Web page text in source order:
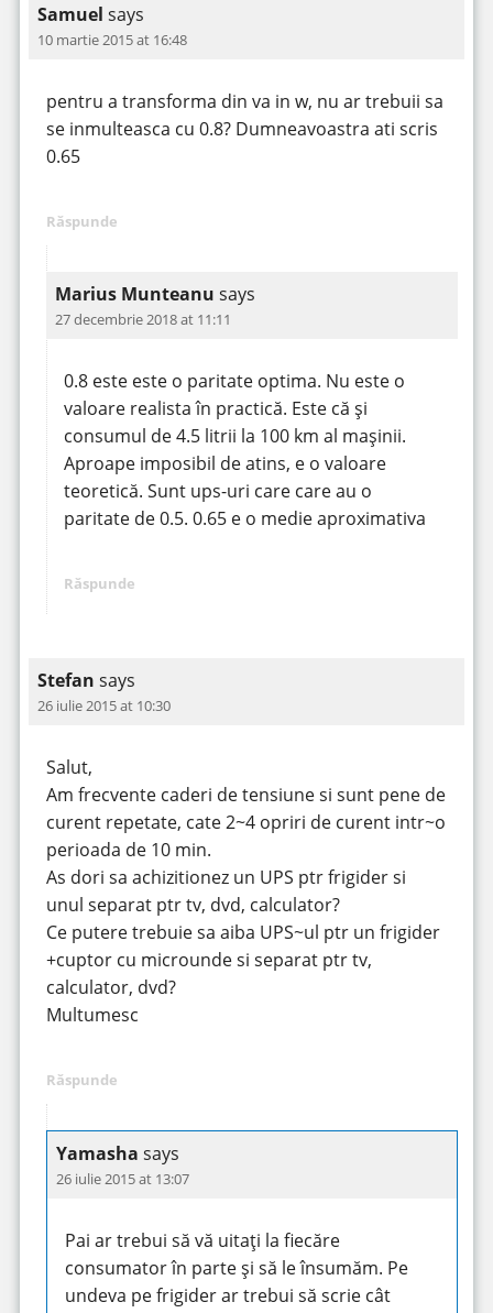
Samuel says
10 martie 2015 at 16:48
pentru a transforma din va in w, nu ar trebuii sa
se inmulteasca cu 0.8? Dumneavoastra ati scris
0.65
Răspunde
Marius Munteanu says
27 decembrie 2018 at 11:11
0.8 este este o paritate optima. Nu este o
valoare realista în practică. Este că și
consumul de 4.5 litrii la 100 km al mașinii.
Aproape imposibil de atins, e o valoare
teoretică. Sunt ups-uri care care au o
paritate de 0.5. 0.65 e o medie aproximativa
Răspunde
Stefan says
26 iulie 2015 at 10:30
Salut,
Am frecvente caderi de tensiune si sunt pene de
curent repetate, cate 2~4 opriri de curent intr~o
perioada de 10 min.
As dori sa achizitionez un UPS ptr frigider si
unul separat ptr tv, dvd, calculator?
Ce putere trebuie sa aiba UPS~ul ptr un frigider
+cuptor cu microunde si separat ptr tv,
calculator, dvd?
Multumesc
Răspunde
Yamasha says
26 iulie 2015 at 13:07
Pai ar trebui să vă uitați la fiecăre
consumator în parte și să le însumăm. Pe
undeva pe frigider ar trebui să scrie cât